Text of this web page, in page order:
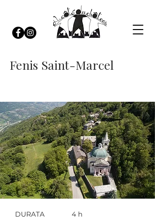
Fenis Saint-Marcel
DURATA
4 h